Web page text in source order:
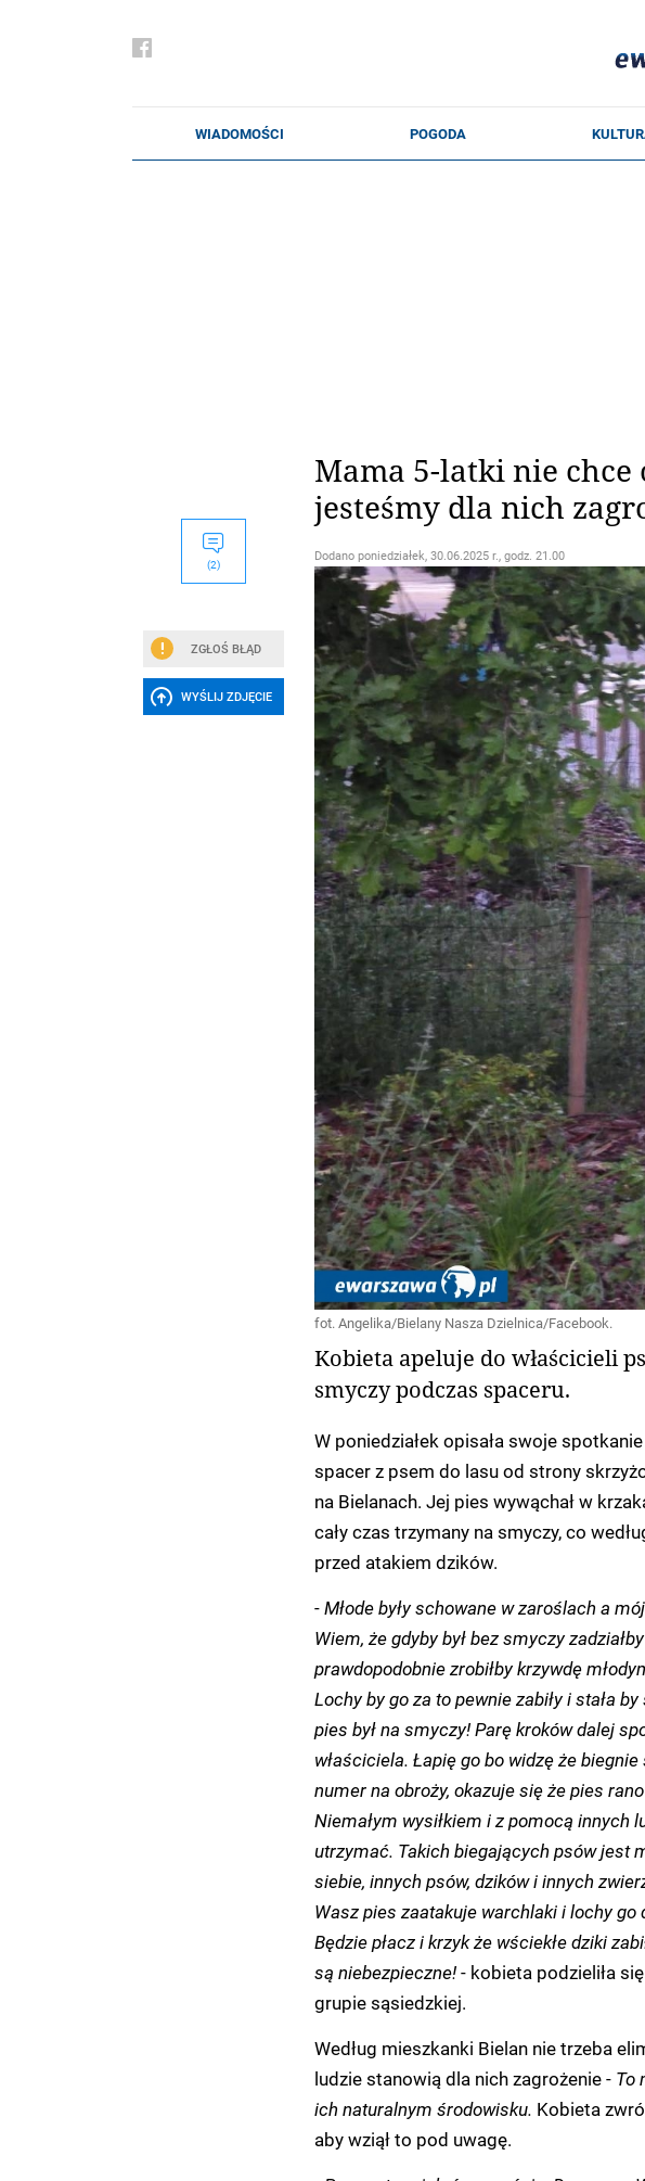
(2)
ZGŁOŚ BŁĄD
WYŚLIJ ZDJĘCIE
Mama 5-latki nie chce
jesteśmy dla nich
Dodano poniedziałek, 30.06.2025 r., godz. 21.00
fot. Angelika/Bielany Nasza Dzielnica/Facebook.
Kobieta apeluje do właścicieli
smyczy podczas spaceru.
W poniedziałek opisała swoje
spacer z psem do lasu od strony
na Bielanach. Jej pies wywąchał w
cały czas trzymany na smyczy, co
przed atakiem dzików.
-Młode były schowane w zaroślach a
Wiem, że gdyby był bez smyczy
prawdopodobnie zrobiłby krzywdę
Lochy by go za to pewnie zabiły i stała
pies był na smyczy!Parę kroków dalej
właściciela. Łapię go bo widzę że
numer na obroży, okazuje się że pies
Niemałym wysiłkiem i z pomocą innych
utrzymać. Takich biegających psów jest
siebie, innych psów, dzików i innych
Wasz pies zaatakuje warchlaki i lochy go
Będzie płacz i krzyk że wściekłe dziki
są niebezpieczne!- kobieta podzieliła
grupie sąsiedzkiej.
Według mieszkanki Bielan nie trzeba
ludzie stanowią dla nich zagrożenie - To
ich naturalnym środowisku. Kobieta
aby wziął to pod uwagę.